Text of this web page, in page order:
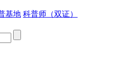
基地 科普师（双证）